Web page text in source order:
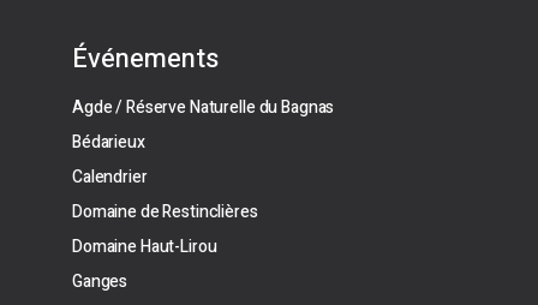
Événements
Agde / Réserve Naturelle du Bagnas
Bédarieux
Calendrier
Domaine de Restinclières
Domaine Haut-Lirou
Ganges